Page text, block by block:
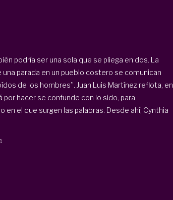
podría ser una sola que se pliega en dos. La
parada en un pueblo costero se comunican
de los hombres”. Juan Luis Martínez reflota, en
hacer se confunde con lo sido, para
el que surgen las palabras. Desde ahí, Cynthia